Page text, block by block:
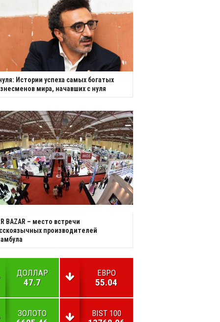
Истории успеха самых богатых
мира, начавших с нуля
BAZAR – место встречи
производителей
ДОЛЛАР
47.7
ЕВРО
55.04
ЗОЛОТО BIST 100